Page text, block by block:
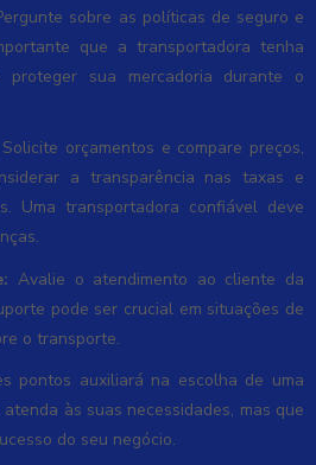
sobre as políticas de seguro e
que a transportadora tenha
proteger sua mercadoria durante o
Solicite orçamentos e compare preços,
a transparência nas taxas e
Uma transportadora confiável deve
Avalie o atendimento ao cliente da
pode ser crucial em situações de
o transporte.
pontos auxiliará na escolha de uma
às suas necessidades, mas que
do seu negócio.